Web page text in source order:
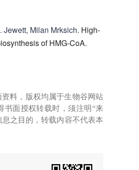
Jewett, Milan Mrksich. High-
of HMG-CoA.
料，版权均属于生物谷网站
书面授权转载时，须注明“来
之目的，转载内容不代表本